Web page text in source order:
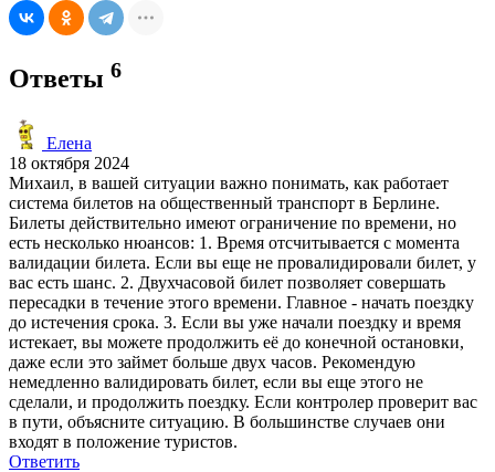
Ответы 6
Елена
18 октября 2024
Михаил, в вашей ситуации важно понимать, как работает
система билетов на общественный транспорт в Берлине.
Билеты действительно имеют ограничение по времени, но
есть несколько нюансов: 1. Время отсчитывается с момента
валидации билета. Если вы еще не провалидировали билет, у
вас есть шанс. 2. Двухчасовой билет позволяет совершать
пересадки в течение этого времени. Главное - начать поездку
до истечения срока. 3. Если вы уже начали поездку и время
истекает, вы можете продолжить её до конечной остановки,
даже если это займет больше двух часов. Рекомендую
немедленно валидировать билет, если вы еще этого не
сделали, и продолжить поездку. Если контролер проверит вас
в пути, объясните ситуацию. В большинстве случаев они
входят в положение туристов.
Ответить